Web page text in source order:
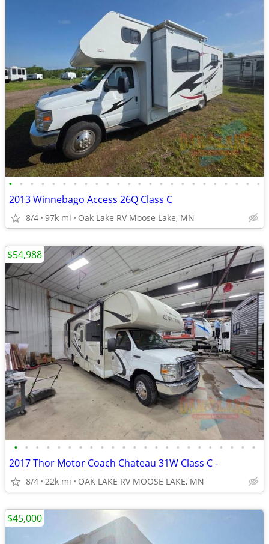
• • • • • • • • • • • • • • • • • • • • • • • •
2013 Winnebago Access 26Q Class C
8/4 97k mi Oak Lake RV Moose Lake, MN
• • • • • • • • • • • • • • • • • • • • • • •
2017 Thor Motor Coach Chateau 31W Class C -
8/4 22k mi OAK LAKE RV MOOSE LAKE, MN
$54,988
$45,000